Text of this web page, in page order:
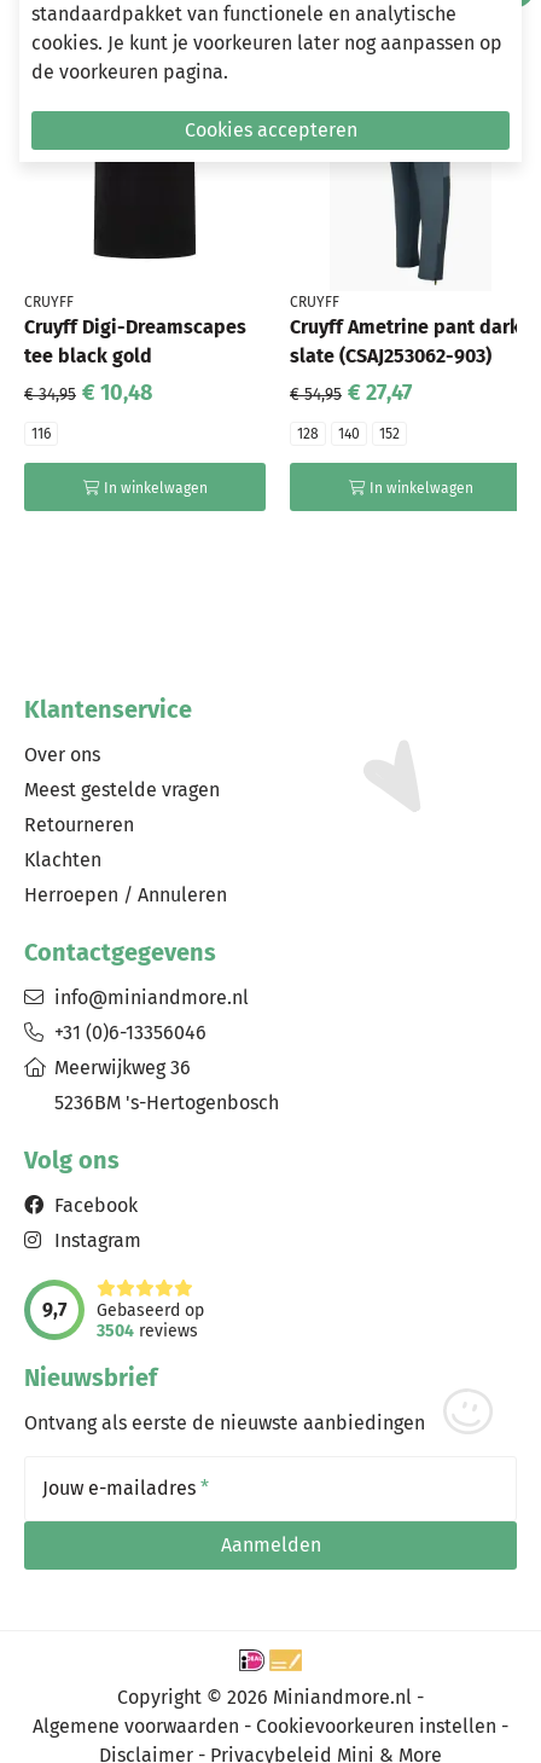
-70%
CRUYFF
Cruyff Digi-Dreamscapes
tee black gold
€ 34,95 € 10,48
116
In winkelwagen
-50%
CRUYFF
Cruyff Ametrine pant dark
slate (CSAJ253062-903)
€ 54,95 € 27,47
128 140 152
In winkelwagen
Klantenservice
Over ons
Meest gestelde vragen
Retourneren
Klachten
Herroepen / Annuleren
Contactgegevens
info@miniandmore.nl
+31 (0)6-13356046
Meerwijkweg 36
5236BM 's-Hertogenbosch
Volg ons
Facebook
Instagram
9,7
Gebaseerd op
3504 reviews
Nieuwsbrief
Ontvang als eerste de nieuwste aanbiedingen
Jouw e-mailadres *
Aanmelden
Copyright © 2026 Miniandmore.nl -
Algemene voorwaarden
Cookievoorkeuren instellen
Disclaimer
Privacybeleid Mini & More
standaardpakket van functionele en analytische
cookies. Je kunt je voorkeuren later nog aanpassen op
de voorkeuren pagina.
Cookies accepteren